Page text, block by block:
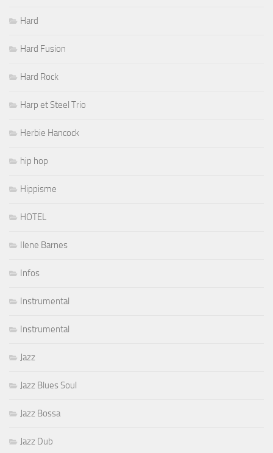
Hard
Hard Fusion
Hard Rock
Harp et Steel Trio
Herbie Hancock
hip hop
Hippisme
HOTEL
Ilene Barnes
Infos
Instrumental
Instrumental
Jazz
Jazz Blues Soul
Jazz Bossa
Jazz Dub